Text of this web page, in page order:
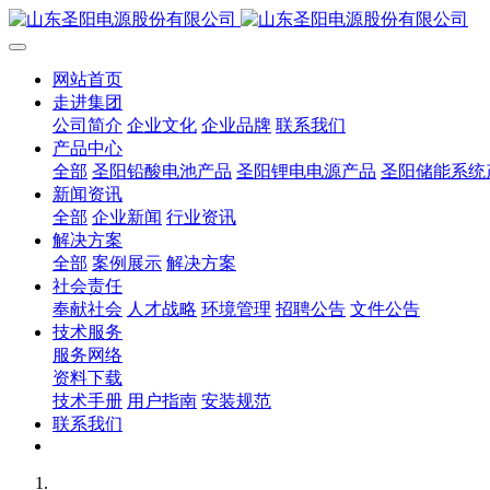
网站首页
走进集团
公司简介 企业文化 企业品牌 联系我们
产品中心
全部 圣阳铅酸电池产品 圣阳锂电电源产品 圣阳储能系统
新闻资讯
全部 企业新闻 行业资讯
解决方案
全部 案例展示 解决方案
社会责任
奉献社会 人才战略 环境管理 招聘公告 文件公告
技术服务
服务网络
资料下载
技术手册 用户指南 安装规范
联系我们